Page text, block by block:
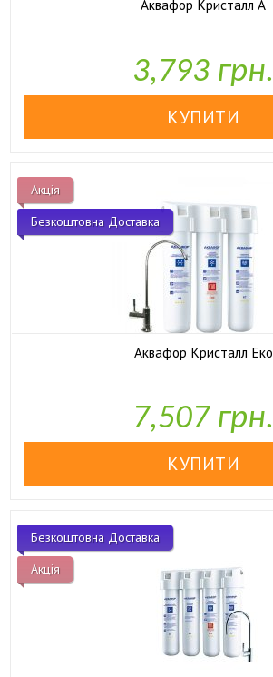
Аквафор Кристалл А
3,793 грн.
Акція
Безкоштовна Доставка
Аквафор Кристалл Еко
7,507 грн.
Безкоштовна Доставка
Акція